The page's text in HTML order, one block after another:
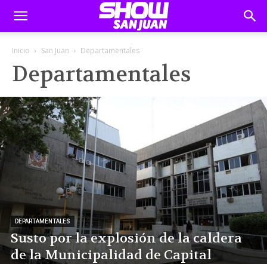
Inicio San Juan Departamentales
Departamentales
DEPARTAMENTALES
Susto por la explosión de la caldera
de la Municipalidad de Capital